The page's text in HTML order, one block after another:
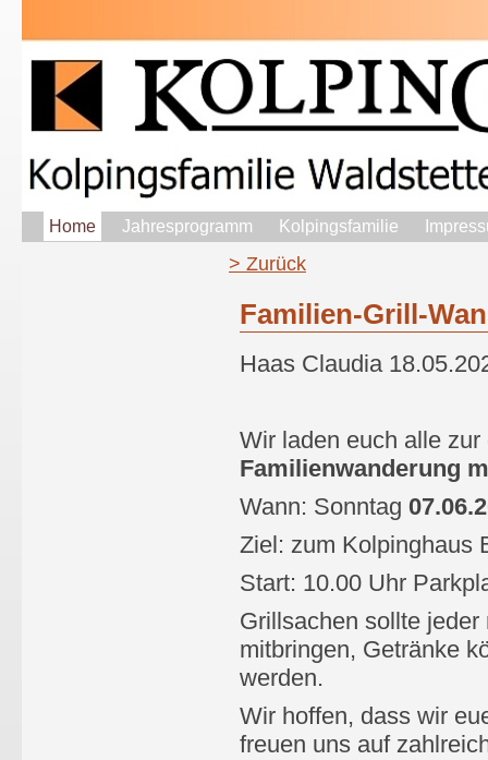
Home Jahresprogramm Kolpingsfamilie
> Zurück
Familien-Grill-
Haas Claudia
Wir laden euch alle zur
Familienwanderung
Wann: Sonntag
Ziel: zum Kolpinghaus
Start: 10.00 Uhr
Grillsachen sollte
mitbringen, Getränke
werden.
Wir hoffen, dass wir
freuen uns auf